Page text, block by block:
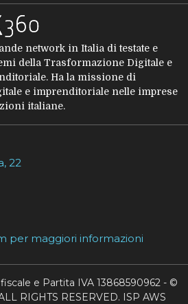
network in Italia di testate e
della Trasformazione Digitale e
Ha la missione di
e imprenditoriale nelle imprese
italiane.
22
per maggiori informazioni
e Partita IVA 13868590962 - ©
RIGHTS RESERVED. ISP AWS